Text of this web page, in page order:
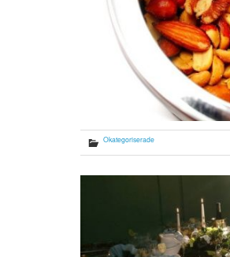
Okategoriserade